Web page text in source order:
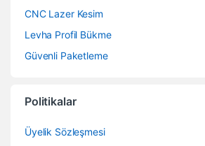
CNC Lazer Kesim
Levha Profil Bükme
Güvenli Paketleme
Politikalar
Üyelik Sözleşmesi